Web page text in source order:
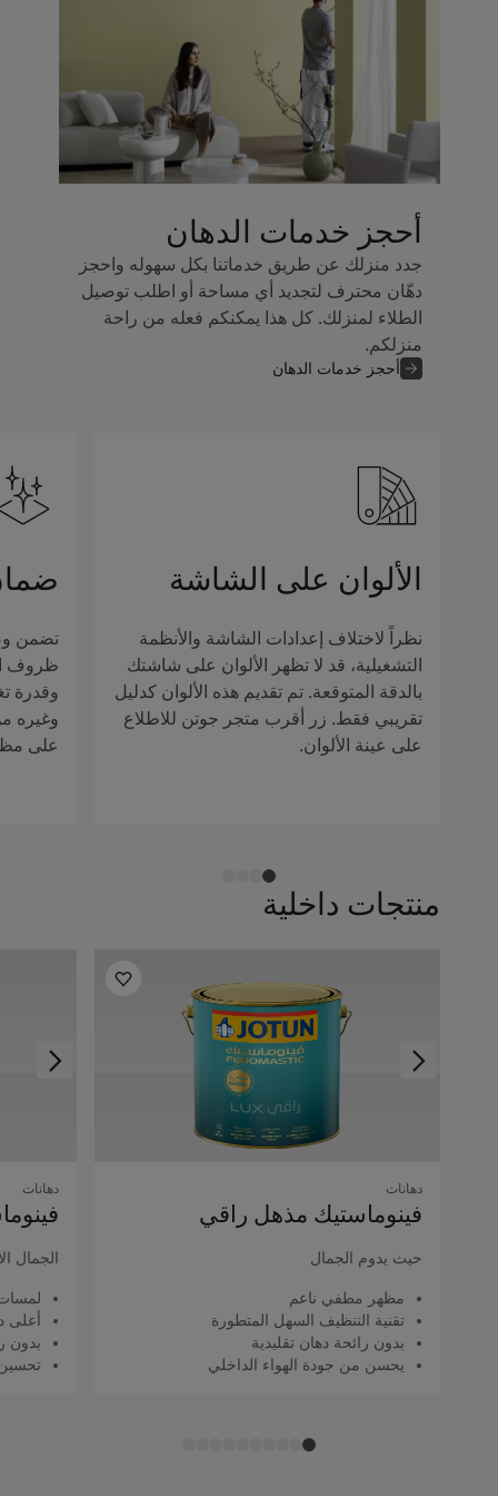
أحجز خدمات الدهان
جدد منزلك عن طريق خدماتنا بكل سهوله واحجز
دهّان محترف لتجديد أي مساحة أو اطلب توصيل
الطلاء لمنزلك. كل هذا يمكنكم فعله من راحة
منزلكم.
أحجز خدمات الدهان
الألوان على الشاشة
نظراً لاختلاف إعدادات الشاشة والأنظمة
التشغيلية، قد لا تظهر الألوان على شاشتك
بالدقة المتوقعة. تم تقديم هذه الألوان كدليل
تقريبي فقط. زر أقرب متجر جوتن للاطلاع
على عينة الألوان.
تضمن
ظروف
وقدرة
وغيره
على
منتجات داخلية
دهانات
فينوماستيك مذهل راقي
حيث يدوم الجمال
مظهر مطفي ناعم
تقنية التنظيف السهل المتطورة
بدون رائحة دهان تقليدية
يحسن من جودة الهواء الداخلي
دهانات
الجمال
أعلى
بدون